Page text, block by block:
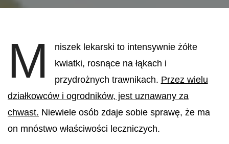
M
niszek lekarski to intensywnie żółte
kwiatki, rosnące na łąkach i
przydrożnych trawnikach. Przez wielu
działkowców i ogrodników, jest uznawany za
chwast. Niewiele osób zdaje sobie sprawę, że ma
on mnóstwo właściwości leczniczych.